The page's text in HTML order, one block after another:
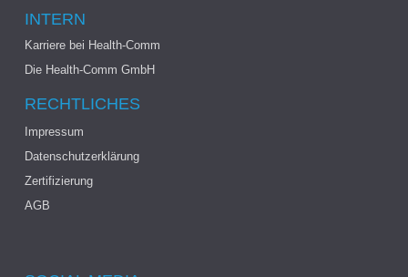
INTERN
Karriere bei Health-Comm
Die Health-Comm GmbH
RECHTLICHES
Impressum
Datenschutzerklärung
Zertifizierung
AGB